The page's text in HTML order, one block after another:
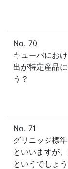
No. 70
キューバにお
出が特定産品
う？
No. 71
グリニッジ標
といいますが
というでしょう